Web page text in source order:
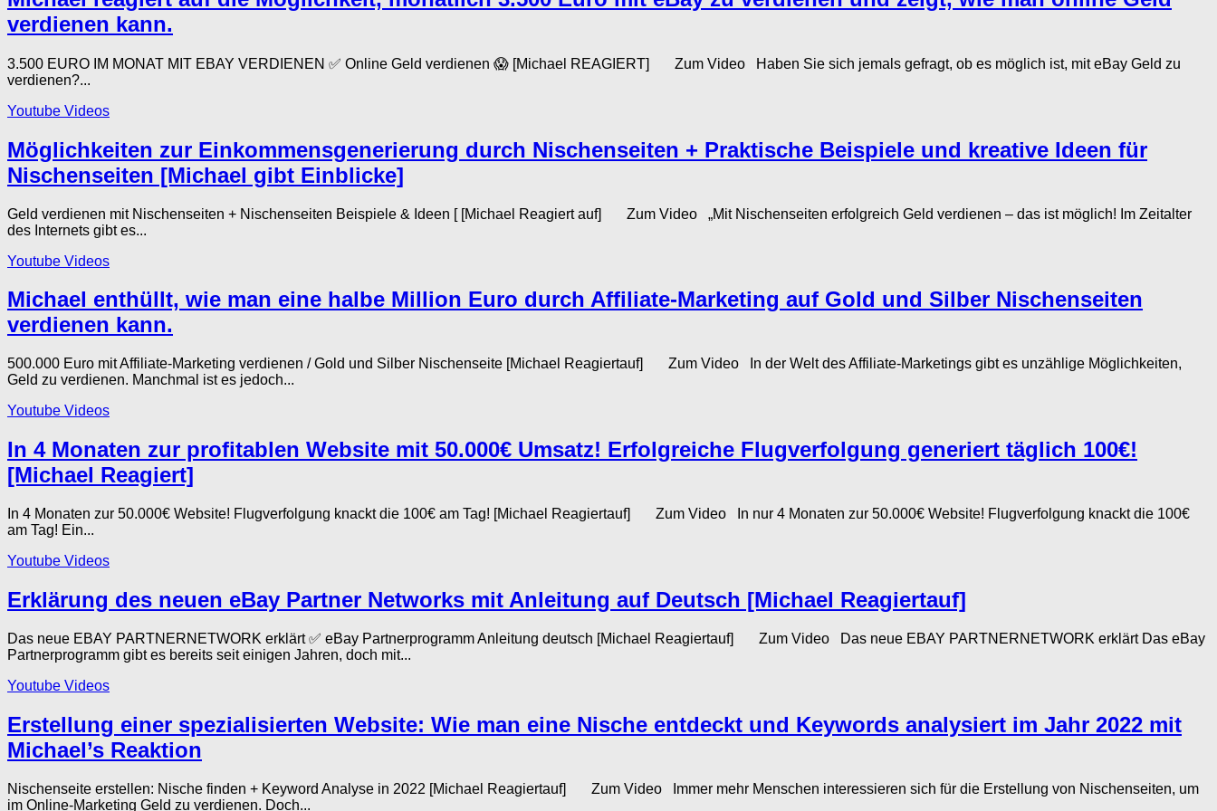
verdienen kann.
3.500 EURO IM MONAT MIT EBAY VERDIENEN ✅ Online Geld verdienen 😱 [Michael REAGIERT] Zum Video Haben Sie sich jemals gefragt, ob es möglich ist, mit eBay Geld zu
verdienen?...
Youtube Videos
Möglichkeiten zur Einkommensgenerierung durch Nischenseiten + Praktische Beispiele und kreative Ideen für
Nischenseiten [Michael gibt Einblicke]
Geld verdienen mit Nischenseiten + Nischenseiten Beispiele & Ideen [ [Michael Reagiert auf] Zum Video „Mit Nischenseiten erfolgreich Geld verdienen – das ist möglich! Im Zeitalter
des Internets gibt es...
Youtube Videos
Michael enthüllt, wie man eine halbe Million Euro durch Affiliate-Marketing auf Gold und Silber Nischenseiten
verdienen kann.
500.000 Euro mit Affiliate-Marketing verdienen / Gold und Silber Nischenseite [Michael Reagiertauf] Zum Video In der Welt des Affiliate-Marketings gibt es unzählige Möglichkeiten,
Geld zu verdienen. Manchmal ist es jedoch...
Youtube Videos
In 4 Monaten zur profitablen Website mit 50.000€ Umsatz! Erfolgreiche Flugverfolgung generiert täglich 100€!
[Michael Reagiert]
In 4 Monaten zur 50.000€ Website! Flugverfolgung knackt die 100€ am Tag! [Michael Reagiertauf] Zum Video In nur 4 Monaten zur 50.000€ Website! Flugverfolgung knackt die 100€
am Tag! Ein...
Youtube Videos
Erklärung des neuen eBay Partner Networks mit Anleitung auf Deutsch [Michael Reagiertauf]
Das neue EBAY PARTNERNETWORK erklärt ✅ eBay Partnerprogramm Anleitung deutsch [Michael Reagiertauf] Zum Video Das neue EBAY PARTNERNETWORK erklärt Das eBay
Partnerprogramm gibt es bereits seit einigen Jahren, doch mit...
Youtube Videos
Erstellung einer spezialisierten Website: Wie man eine Nische entdeckt und Keywords analysiert im Jahr 2022 mit
Michael’s Reaktion
Nischenseite erstellen: Nische finden + Keyword Analyse in 2022 [Michael Reagiertauf] Zum Video Immer mehr Menschen interessieren sich für die Erstellung von Nischenseiten, um
im Online-Marketing Geld zu verdienen. Doch...